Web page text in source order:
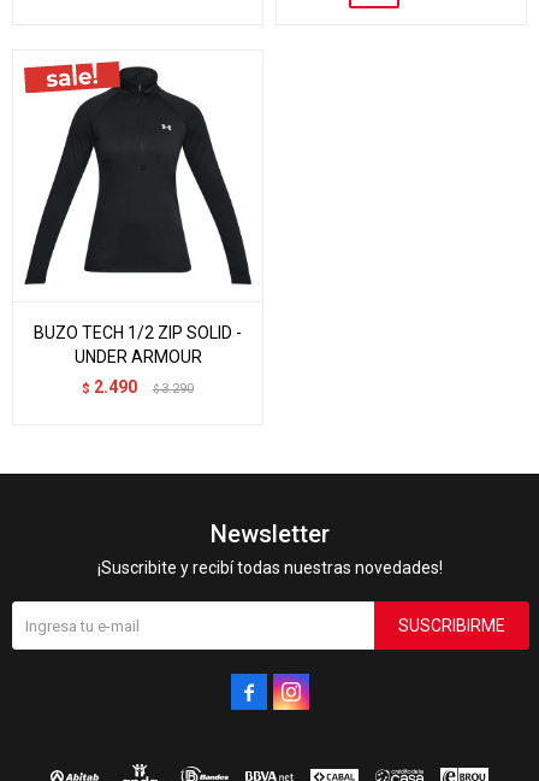
BUZO TECH 1/2 ZIP SOLID -
UNDER ARMOUR
$ 2.490 $ 3.290
Newsletter
¡Suscribite y recibí todas nuestras novedades!
SUSCRIBIRME
 